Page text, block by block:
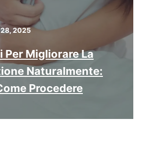
28, 2025
Per Migliorare La
Naturalmente:
Procedere